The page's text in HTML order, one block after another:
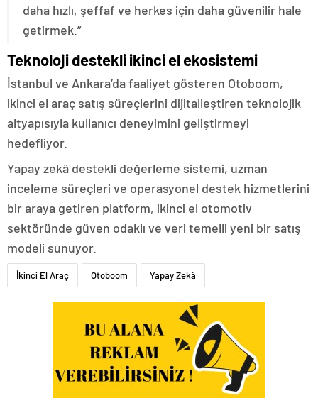
daha hızlı, şeffaf ve herkes için daha güvenilir hale
getirmek.”
Teknoloji destekli ikinci el ekosistemi
İstanbul ve Ankara’da faaliyet gösteren Otoboom,
ikinci el araç satış süreçlerini dijitalleştiren teknolojik
altyapısıyla kullanıcı deneyimini geliştirmeyi
hedefliyor.
Yapay zekâ destekli değerleme sistemi, uzman
inceleme süreçleri ve operasyonel destek hizmetlerini
bir araya getiren platform, ikinci el otomotiv
sektöründe güven odaklı ve veri temelli yeni bir satış
modeli sunuyor.
İkinci El Araç Otoboom Yapay Zekâ